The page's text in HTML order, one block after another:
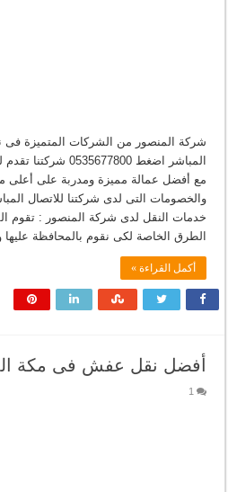
شركة المنصور من الشركات المتميزة فى
المباشر اضغط
مع أفضل عمالة مميزة ومدربة على أعلى
خدمات النقل لدى شركة المنصور : تقوم
الطرق الخاصة لكى نقوم بالمحافظة
أكمل القراءة »
أفضل نقل عفش فى مكة
1